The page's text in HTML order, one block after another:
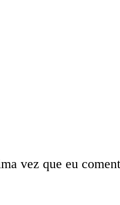
vez que eu